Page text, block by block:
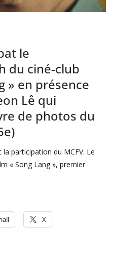
le
du ciné-club
» en présence
Lê qui
de photos du
la participation du MCFV. Le
« Song Lang », premier
X